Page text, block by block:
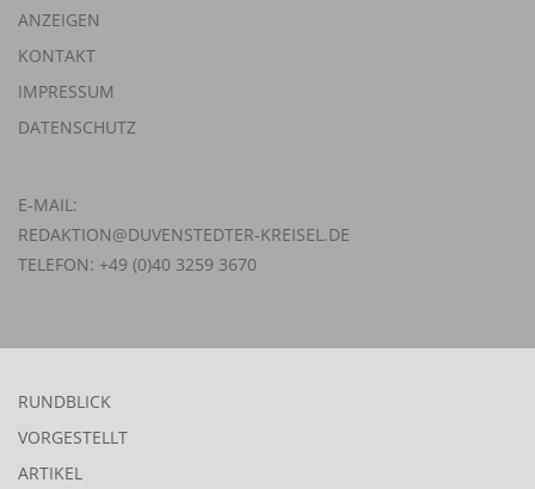
ANZEIGEN
KONTAKT
IMPRESSUM
DATENSCHUTZ
E-MAIL:
REDAKTION@DUVENSTEDTER-KREISEL.DE
TELEFON: +49 (0)40 3259 3670
RUNDBLICK
VORGESTELLT
ARTIKEL